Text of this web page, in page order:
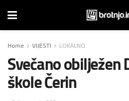
Home VIJESTI LOKALNO
Svečano obilježen
škole Čerin